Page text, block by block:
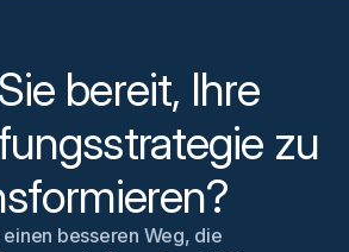
bereit, Ihre
zu
einen besseren Weg, die